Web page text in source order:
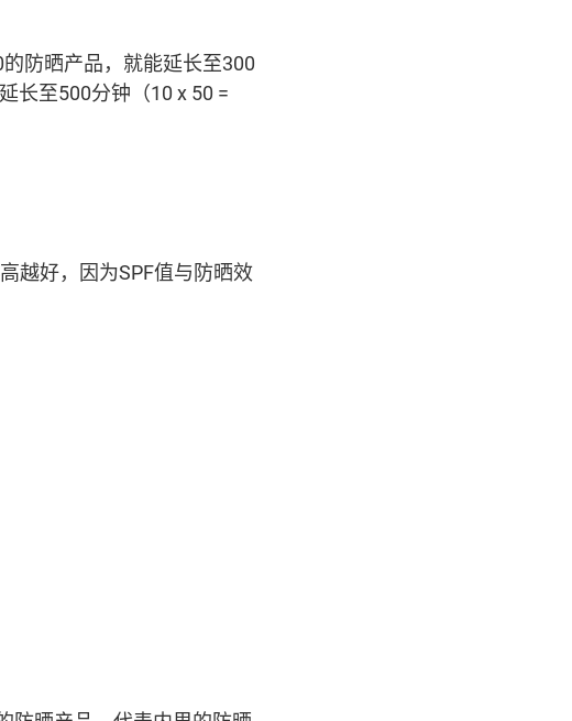
防晒产品，就能延长至300
长至500分钟（10 x 50 =
越好，因为SPF值与防晒效